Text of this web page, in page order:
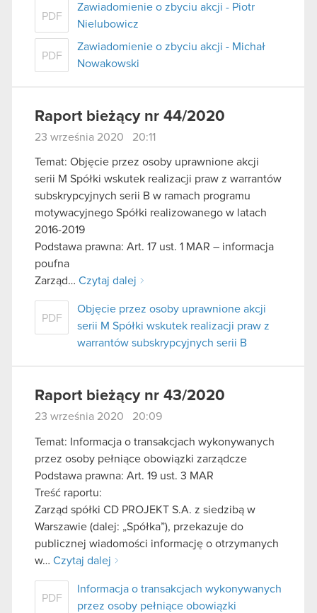
PDF
Zawiadomienie o zbyciu akcji - Piotr
Nielubowicz
PDF
Zawiadomienie o zbyciu akcji - Michał
Nowakowski
Raport bieżący nr 44/2020
23 września 2020 20:11
Temat: Objęcie przez osoby uprawnione akcji
serii M Spółki wskutek realizacji praw z warrantów
subskrypcyjnych serii B w ramach programu
motywacyjnego Spółki realizowanego w latach
2016-2019
Podstawa prawna: Art. 17 ust. 1 MAR – informacja
poufna
Zarząd… Czytaj dalej
PDF
Objęcie przez osoby uprawnione akcji
serii M Spółki wskutek realizacji praw z
warrantów subskrypcyjnych serii B
Raport bieżący nr 43/2020
23 września 2020 20:09
Temat: Informacja o transakcjach wykonywanych
przez osoby pełniące obowiązki zarządcze
Podstawa prawna: Art. 19 ust. 3 MAR
Treść raportu:
Zarząd spółki CD PROJEKT S.A. z siedzibą w
Warszawie (dalej: „Spółka”), przekazuje do
publicznej wiadomości informację o otrzymanych
w… Czytaj dalej
PDF
Informacja o transakcjach wykonywanych
przez osoby pełniące obowiązki